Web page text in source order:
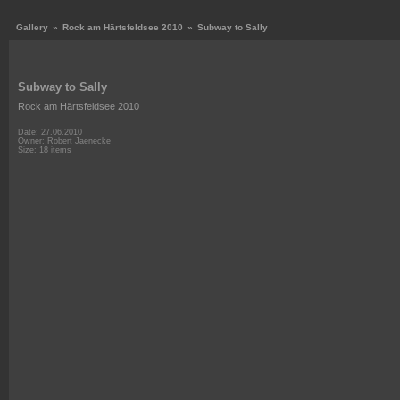
Gallery » Rock am Härtsfeldsee 2010 » Subway to Sally
Subway to Sally
Rock am Härtsfeldsee 2010
Date: 27.06.2010
Owner: Robert Jaenecke
Size: 18 items